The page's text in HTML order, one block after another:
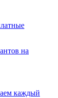
на
каждый